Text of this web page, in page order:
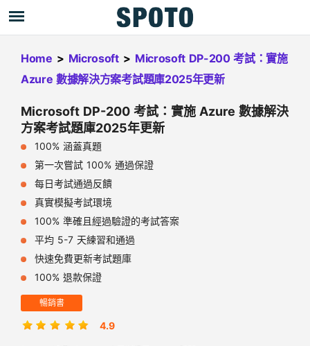
Home > Microsoft > Microsoft DP-200 考試：實施
Azure 數據解決方案考試題庫2025年更新
Microsoft DP-200 考試：實施 Azure 數據解決
方案考試題庫2025年更新
100% 涵蓋真題
第一次嘗試 100% 通過保證
每日考試通過反饋
真實模擬考試環境
100% 準確且經過驗證的考試答案
平均 5-7 天練習和通過
快速免費更新考試題庫
100% 退款保證
暢銷書
4.9